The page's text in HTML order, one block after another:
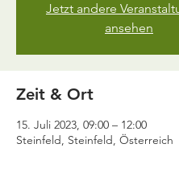
Jetzt andere
ansehen
Zeit & Ort
15. Juli 2023, 09:00 – 12:00
Steinfeld, Steinfeld, Österreich